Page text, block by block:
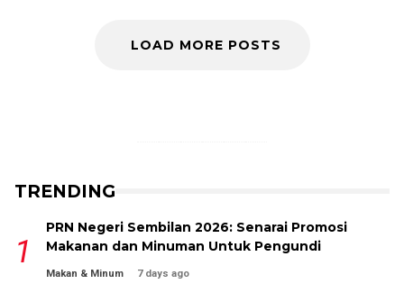
LOAD MORE POSTS
TRENDING
PRN Negeri Sembilan 2026: Senarai Promosi
Makanan dan Minuman Untuk Pengundi
Makan & Minum 7 days ago